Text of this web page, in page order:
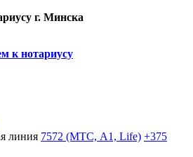
г. Минска
к нотариусу
линия 7572 (МТС, A1, Life) +375